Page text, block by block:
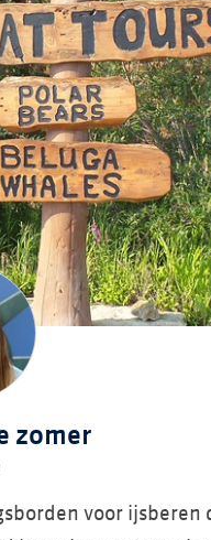
zomer
voor ijsberen